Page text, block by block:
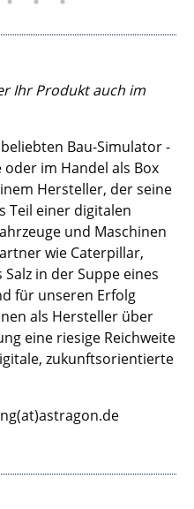
Ihr Produkt auch im
Bau-Simulator -
im Handel als Box
Hersteller, der seine
Teil einer digitalen
und Maschinen
wie Caterpillar,
in der Suppe eines
für unseren Erfolg
als Hersteller über
eine riesige Reichweite
zukunftsorientierte